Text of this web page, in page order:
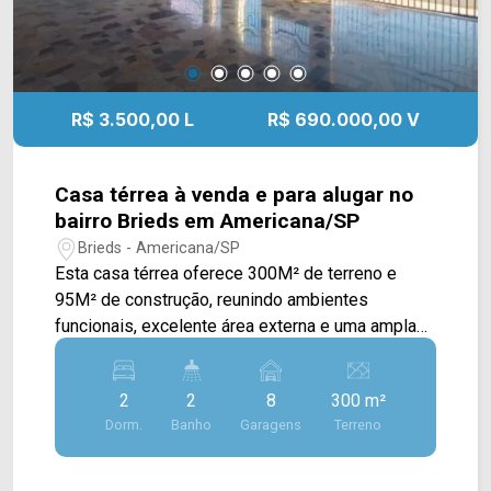
R$ 3.500,00 L R$ 690.000,00 V
Casa térrea à venda e para alugar no
bairro Brieds em Americana/SP
Brieds - Americana/SP
Esta casa térrea oferece 300M² de terreno e
95M² de construção, reunindo ambientes
funcionais, excelente área externa e uma ampla
capacidade de garagem, sendo uma ótima opção
para quem busca conforto, praticidade e espaço
para o dia a dia. A área social conta com sala de
estar e sala de jantar integradas, proporcionando
um ambiente acolhedor e agradável para o
2
Dorm.
2
Banho
8
Garagens
300 m²
Terreno